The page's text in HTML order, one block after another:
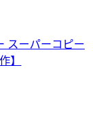
スーパーコピー
】